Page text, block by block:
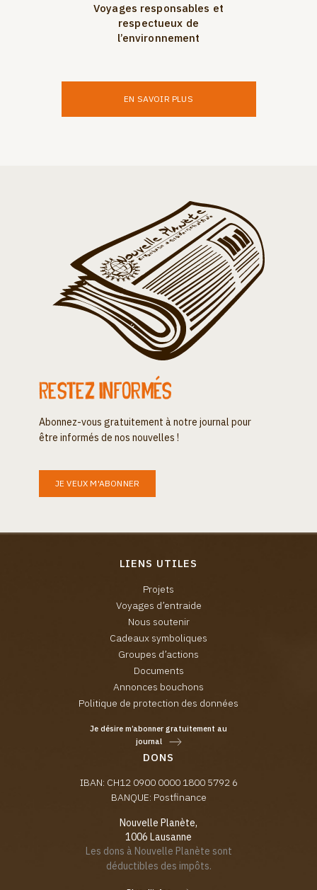
Voyages responsables et
respectueux de
l’environnement
EN SAVOIR PLUS
Restez informés
Abonnez-vous gratuitement à notre journal pour
être informés de nos nouvelles !
JE VEUX M'ABONNER
LIENS UTILES
Projets
Voyages d’entraide
Nous soutenir
Cadeaux symboliques
Groupes d’actions
Documents
Annonces bouchons
Politique de protection des données
Je désire m’abonner gratuitement au
journal
DONS
IBAN: CH12 0900 0000 1800 5792 6
BANQUE: Postfinance
Nouvelle Planète,
1006 Lausanne
Les dons à Nouvelle Planète sont
déductibles des impôts.